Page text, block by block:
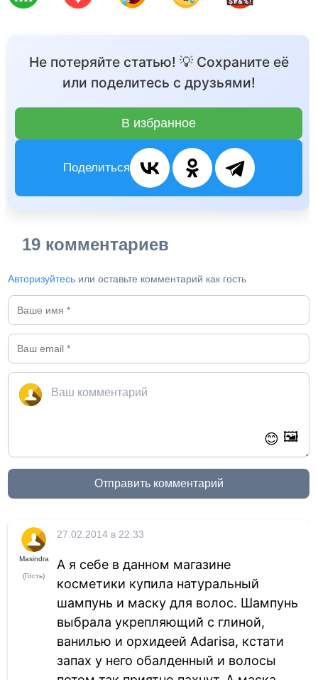
Не потеряйте статью! 💡 Сохраните её
или поделитесь с друзьями!
В избранное
Поделиться
19 комментариев
Авторизуйтесь или оставьте комментарий как гость
😊 🖼️
Отправить комментарий
Masindra
(Гость)
27.02.2014 в 22:33
А я себе в данном магазине
косметики купила натуральный
шампунь и маску для волос. Шампунь
выбрала укрепляющий с глиной,
ванилью и орхидеей Adarisa, кстати
запах у него обалденный и волосы